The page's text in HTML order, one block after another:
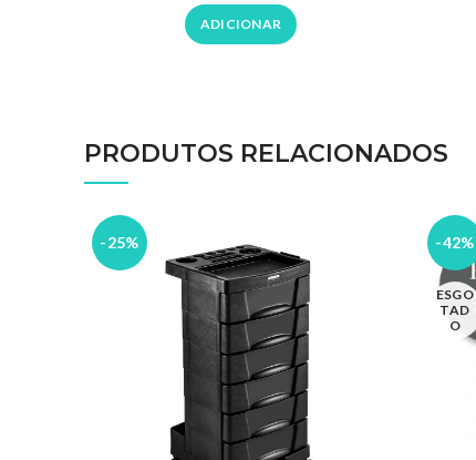
ADICIONAR
PRODUTOS RELACIONADOS
-25% -42%
ESGO
TAD
O